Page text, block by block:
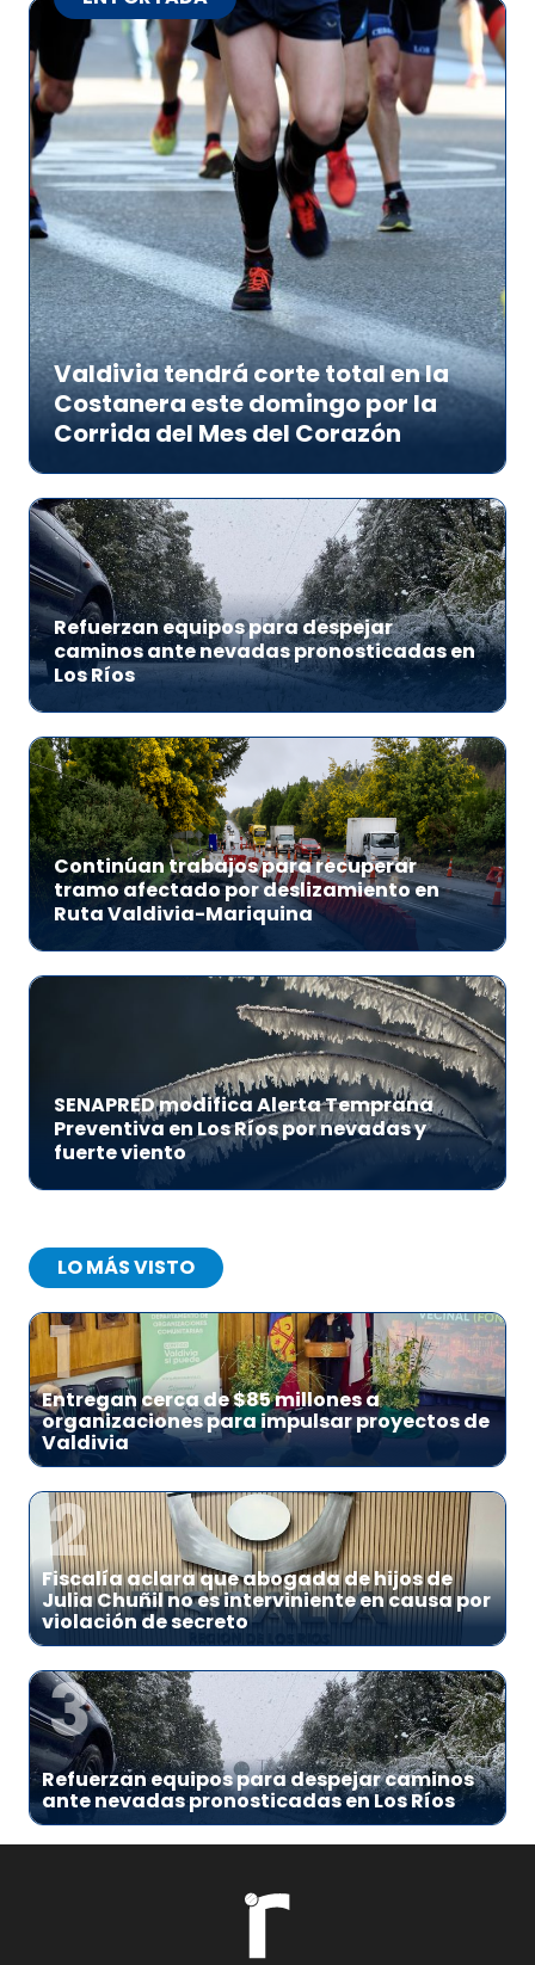
Valdivia tendrá corte total en la
Costanera este domingo por la
Corrida del Mes del Corazón
Refuerzan equipos para despejar
caminos ante nevadas pronosticadas en
Los Ríos
Continúan trabajos para recuperar
tramo afectado por deslizamiento en
Ruta Valdivia-Mariquina
SENAPRED modifica Alerta Temprana
Preventiva en Los Ríos por nevadas y
fuerte viento
LO MÁS VISTO
1
Entregan cerca de $85 millones a
organizaciones para impulsar proyectos de
Valdivia
2
Fiscalía aclara que abogada de hijos de
Julia Chuñil no es interviniente en causa por
violación de secreto
3
Refuerzan equipos para despejar caminos
ante nevadas pronosticadas en Los Ríos